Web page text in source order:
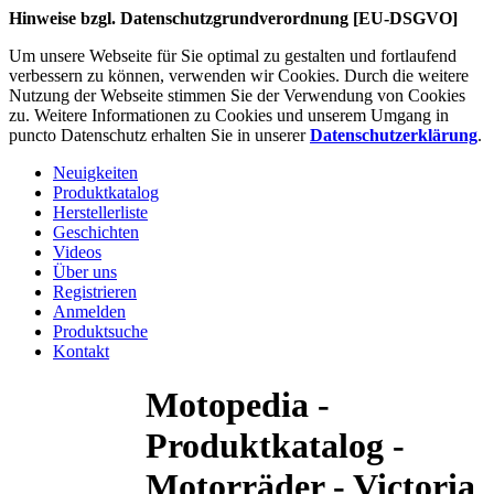
Hinweise bzgl. Datenschutzgrundverordnung [EU-DSGVO]
Um unsere Webseite für Sie optimal zu gestalten und fortlaufend
verbessern zu können, verwenden wir Cookies. Durch die weitere
Nutzung der Webseite stimmen Sie der Verwendung von Cookies
zu. Weitere Informationen zu Cookies und unserem Umgang in
puncto Datenschutz erhalten Sie in unsererDatenschutzerklärung.
Neuigkeiten
Produktkatalog
Herstellerliste
Geschichten
Videos
Über uns
Registrieren
Anmelden
Produktsuche
Kontakt
Motopedia -
Produktkatalog -